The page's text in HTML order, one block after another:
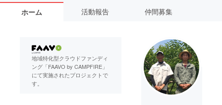
ホーム 活動報告 仲間募集
地域特化型クラウドファンディ
ング「FAAVO by CAMPFIRE」
にて実施されたプロジェクトで
す。